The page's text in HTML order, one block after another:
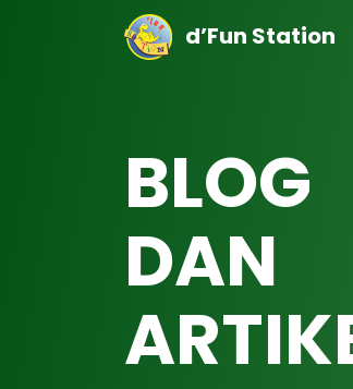
d’Fun Station
BLOG
DAN